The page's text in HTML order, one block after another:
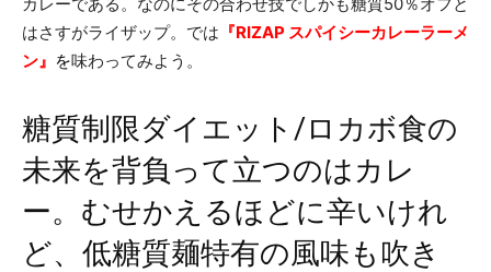
はさすがライザップ。では 『RIZAP スパイシーカレーラーメ
ン』 を味わってみよう。
糖質制限ダイエット/ロカボ食の
未来を背負って立つのはカレ
ー。むせかえるほどに辛いけれ
ど、低糖質麺特有の風味も吹き